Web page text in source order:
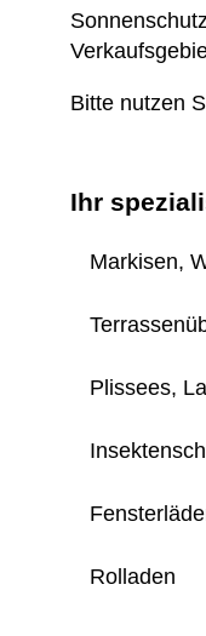
Bitte nutzen
Ihr
Markisen,
Plissees,
Rolladen